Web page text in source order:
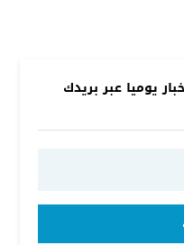
يوميا عبر بريدك